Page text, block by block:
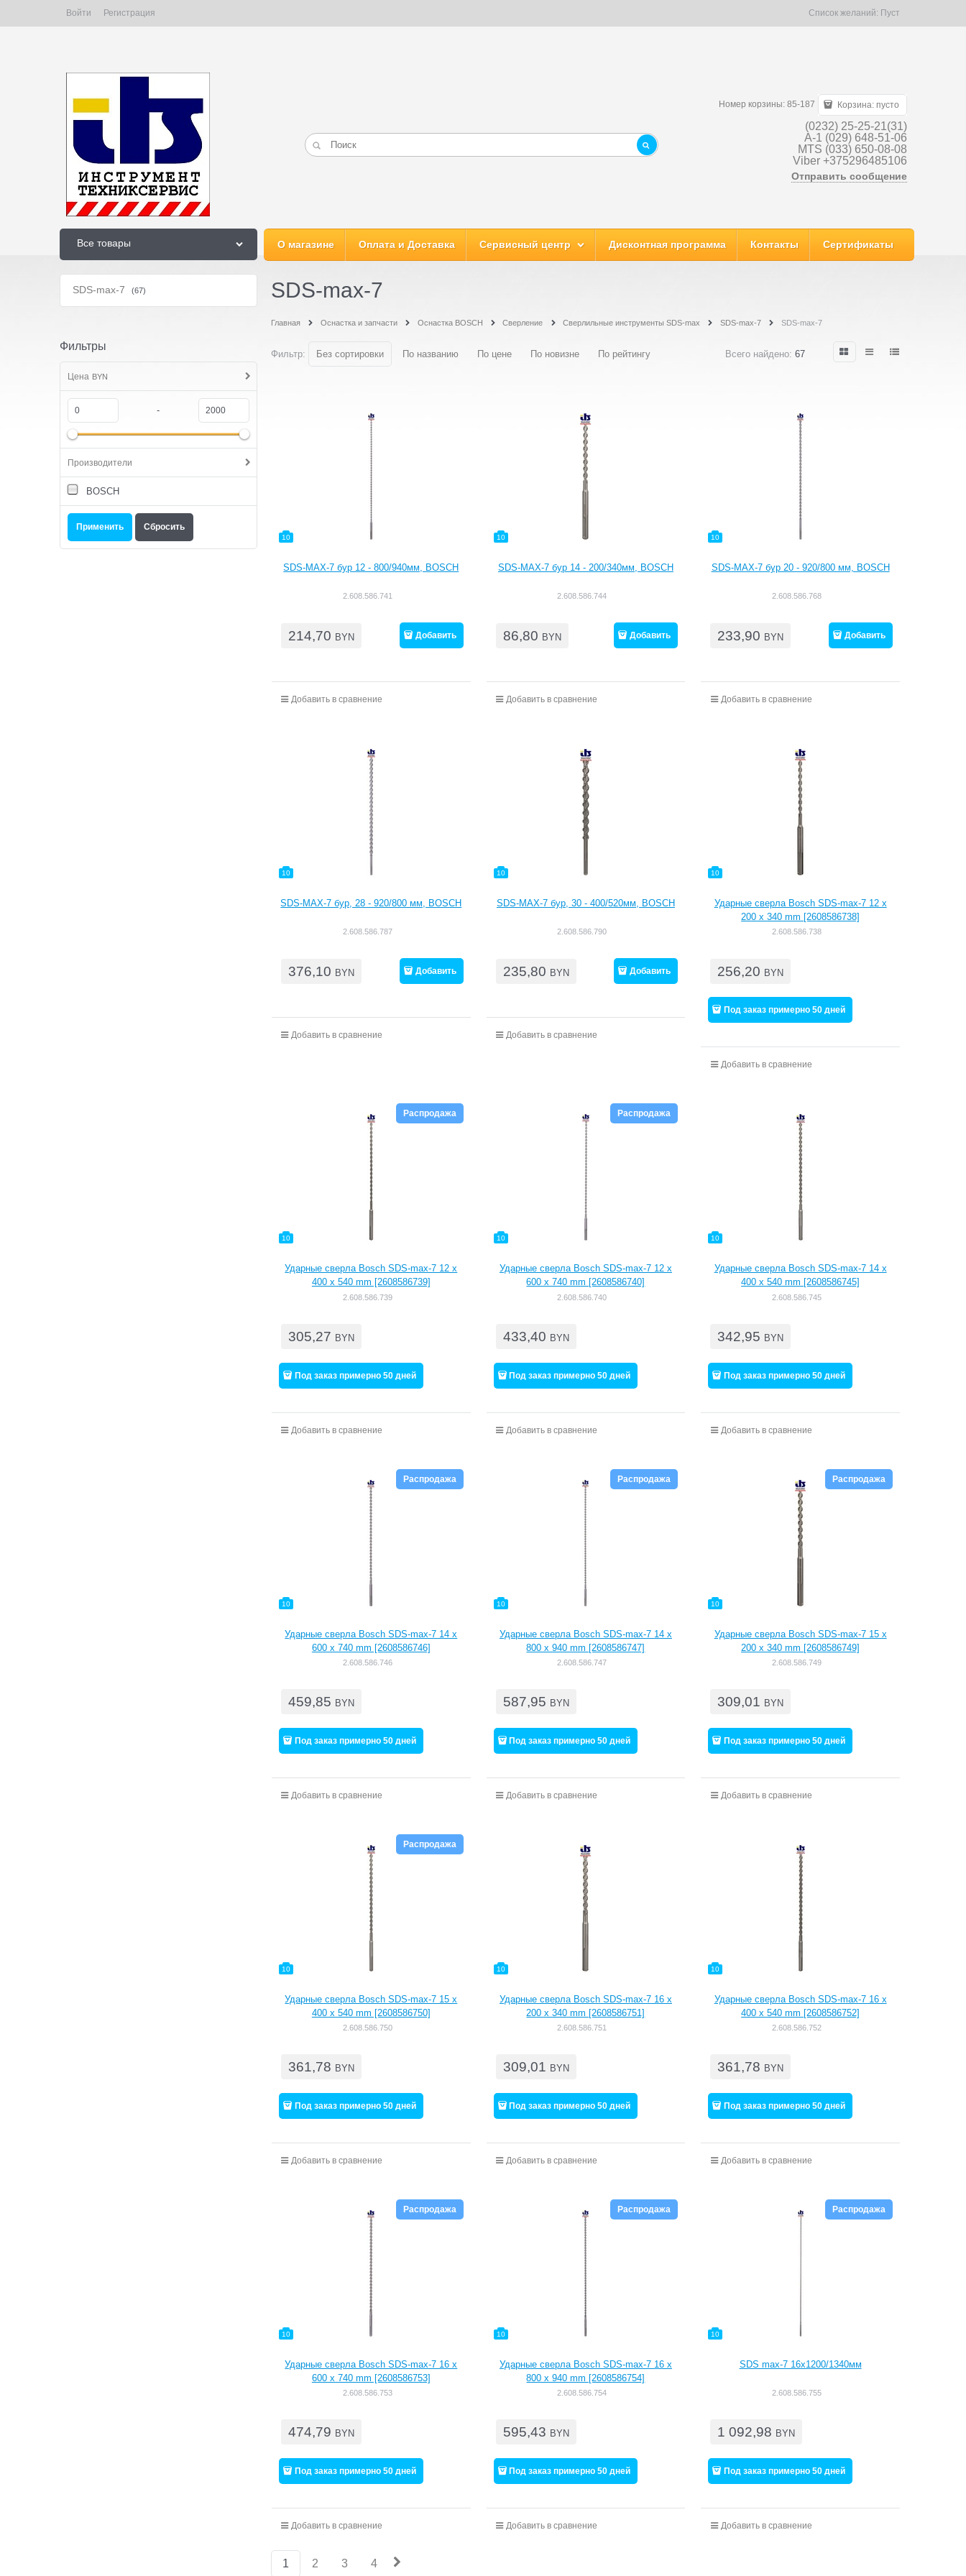
Войти Регистрация Список желаний: Пуст
Номер корзины: 85-187 Корзина: пусто
(0232) 25-25-21(31)
A-1 (029) 648-51-06
MTS (033) 650-08-08
Viber +375296485106
Отправить сообщение
Все товары О магазине Оплата и Доставка Сервисный центр Дисконтная программа Контакты Сертификаты
SDS-max-7 (67)
Фильтры
Цена BYN
-
Производители
BOSCH
SDS-max-7
Главная Оснастка и запчасти Оснастка BOSCH Сверление Сверлильные инструменты SDS-max SDS-max-7 SDS-max-7
Фильтр: Без сортировки По названию По цене По новизне По рейтингу Всего найдено: 67
10
SDS-MAX-7 бур 12 - 800/940мм, BOSCH
2.608.586.741
214,70 BYN Добавить
Добавить в сравнение
10
SDS-MAX-7 бур 14 - 200/340мм, BOSCH
2.608.586.744
86,80 BYN Добавить
Добавить в сравнение
10
SDS-MAX-7 бур 20 - 920/800 мм, BOSCH
2.608.586.768
233,90 BYN Добавить
Добавить в сравнение
10
SDS-MAX-7 бур, 28 - 920/800 мм, BOSCH
2.608.586.787
376,10 BYN Добавить
Добавить в сравнение
10
SDS-MAX-7 бур, 30 - 400/520мм, BOSCH
2.608.586.790
235,80 BYN Добавить
Добавить в сравнение
10
Ударные сверла Bosch SDS-max-7 12 x
200 x 340 mm [2608586738]
2.608.586.738
256,20 BYN
Под заказ примерно 50 дней
Добавить в сравнение
10
Ударные сверла Bosch SDS-max-7 12 x
400 x 540 mm [2608586739]
2.608.586.739
Распродажа
305,27 BYN
Под заказ примерно 50 дней
Добавить в сравнение
10
Ударные сверла Bosch SDS-max-7 12 x
600 x 740 mm [2608586740]
2.608.586.740
Распродажа
433,40 BYN
Под заказ примерно 50 дней
Добавить в сравнение
10
Ударные сверла Bosch SDS-max-7 14 x
400 x 540 mm [2608586745]
2.608.586.745
342,95 BYN
Под заказ примерно 50 дней
Добавить в сравнение
10
Ударные сверла Bosch SDS-max-7 14 x
600 x 740 mm [2608586746]
2.608.586.746
Распродажа
459,85 BYN
Под заказ примерно 50 дней
Добавить в сравнение
10
Ударные сверла Bosch SDS-max-7 14 x
800 x 940 mm [2608586747]
2.608.586.747
Распродажа
587,95 BYN
Под заказ примерно 50 дней
Добавить в сравнение
10
Ударные сверла Bosch SDS-max-7 15 x
200 x 340 mm [2608586749]
2.608.586.749
Распродажа
309,01 BYN
Под заказ примерно 50 дней
Добавить в сравнение
10
Ударные сверла Bosch SDS-max-7 15 x
400 x 540 mm [2608586750]
2.608.586.750
Распродажа
361,78 BYN
Под заказ примерно 50 дней
Добавить в сравнение
10
Ударные сверла Bosch SDS-max-7 16 x
200 x 340 mm [2608586751]
2.608.586.751
309,01 BYN
Под заказ примерно 50 дней
Добавить в сравнение
10
Ударные сверла Bosch SDS-max-7 16 x
400 x 540 mm [2608586752]
2.608.586.752
361,78 BYN
Под заказ примерно 50 дней
Добавить в сравнение
10
Ударные сверла Bosch SDS-max-7 16 x
600 x 740 mm [2608586753]
2.608.586.753
Распродажа
474,79 BYN
Под заказ примерно 50 дней
Добавить в сравнение
10
Ударные сверла Bosch SDS-max-7 16 x
800 x 940 mm [2608586754]
2.608.586.754
Распродажа
595,43 BYN
Под заказ примерно 50 дней
Добавить в сравнение
10
SDS max-7 16x1200/1340мм
2.608.586.755
Распродажа
1 092,98 BYN
Под заказ примерно 50 дней
Добавить в сравнение
1 2 3 4